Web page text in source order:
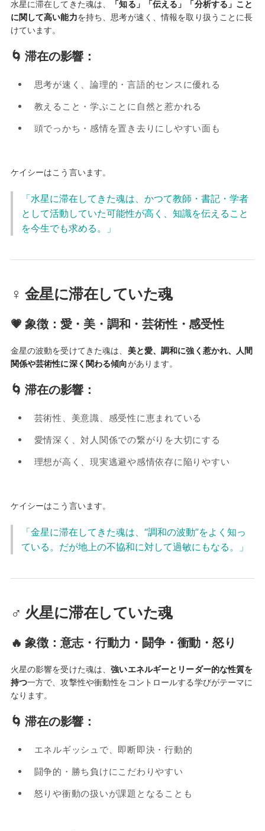
水星に滞在してきた魂は、
「知る」「伝える」「分析する」こと
に関して高い能力を持ち、思考が速く、情報を取り扱うことに長
けています。
🌀 滞在の影響：
思考が速く、論理的・言語的センスに優れる
教えること・学ぶことに自然と惹かれる
頭でっかち・感情を置き去りにしやすい面も
ケイシーはこう言います。
「水星に滞在してきた魂は、かつて教師・書記・学者
として活動していた可能性が高く、知識を伝えること
を今生でも求める。」
♀ 金星に滞在していた魂
💗 象徴：愛・美・調和・芸術性・感受性
金星の波動を受けてきた魂は、 美と愛、調和に強く惹かれ、人間
関係や芸術性に深く関わる傾向があります。
🌀 滞在の影響：
芸術性、美意識、感受性に恵まれている
愛情深く、対人関係での繋がりを大切にする
理想が高く、現実逃避や感情依存に陥りやすい
ケイシーはこう言います。
「金星に滞在してきた魂は、“調和の波動”をよく知っ
ている。だが地上の不協和に対して過敏にもなる。」
♂ 火星に滞在していた魂
🔥 象徴：意志・行動力・闘争・衝動・怒り
火星の影響を受けた魂は、強いエネルギーとリーダー的な性質を
持つ一方で、攻撃性や衝動性をコントロールする学びがテーマに
なります。
🌀 滞在の影響：
エネルギッシュで、即断即決・行動的
闘争的・勝ち負けにこだわりやすい
怒りや衝動の扱いが課題となることも